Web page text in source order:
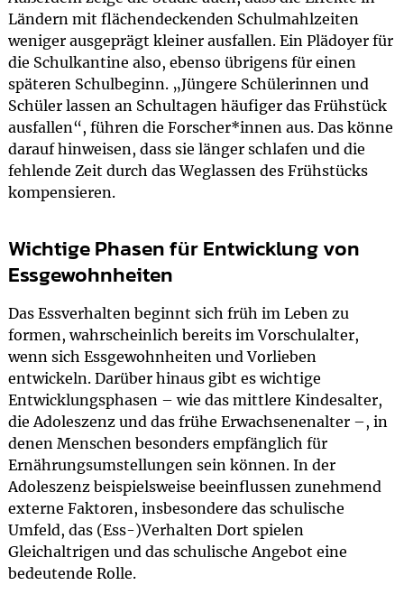
Ländern mit flächendeckenden Schulmahlzeiten
weniger ausgeprägt kleiner ausfallen. Ein Plädoyer für
die Schulkantine also, ebenso übrigens für einen
späteren Schulbeginn. „Jüngere Schülerinnen und
Schüler lassen an Schultagen häufiger das Frühstück
ausfallen“, führen die Forscher*innen aus. Das könne
darauf hinweisen, dass sie länger schlafen und die
fehlende Zeit durch das Weglassen des Frühstücks
kompensieren.
Wichtige Phasen für Entwicklung von
Essgewohnheiten
Das Essverhalten beginnt sich früh im Leben zu
formen, wahrscheinlich bereits im Vorschulalter,
wenn sich Essgewohnheiten und Vorlieben
entwickeln. Darüber hinaus gibt es wichtige
Entwicklungsphasen – wie das mittlere Kindesalter,
die Adoleszenz und das frühe Erwachsenenalter –, in
denen Menschen besonders empfänglich für
Ernährungsumstellungen sein können. In der
Adoleszenz beispielsweise beeinflussen zunehmend
externe Faktoren, insbesondere das schulische
Umfeld, das (Ess-)Verhalten Dort spielen
Gleichaltrigen und das schulische Angebot eine
bedeutende Rolle.